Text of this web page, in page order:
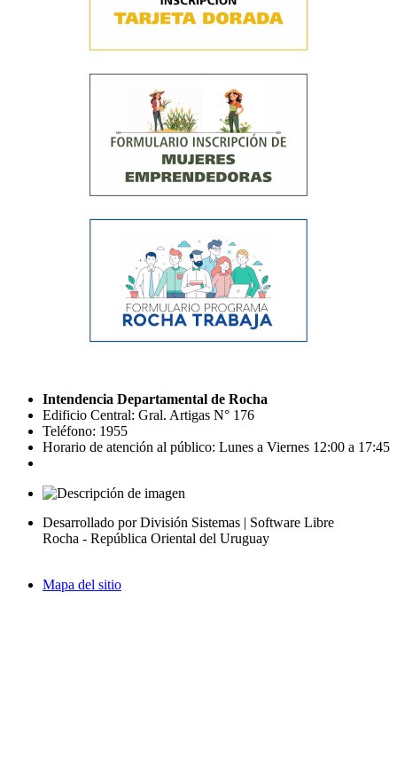
Intendencia Departamental de Rocha
Edificio Central: Gral. Artigas N° 176
Teléfono: 1955
Horario de atención al público: Lunes a Viernes 12:00 a 17:45
Desarrollado por División Sistemas | Software Libre
Rocha - República Oriental del Uruguay
Mapa del sitio